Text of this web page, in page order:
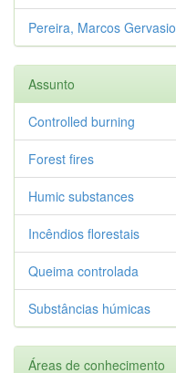
Pereira, Marcos Gervasio
Assunto
Controlled burning
Forest fires
Humic substances
Incêndios florestais
Queima controlada
Substâncias húmicas
Áreas de conhecimento